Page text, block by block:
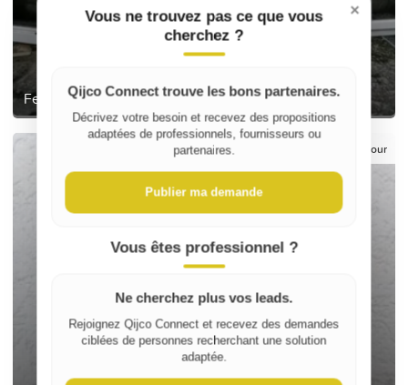
Fenêtres PVC
/ jour
×
Vous ne trouvez pas ce que vous
cherchez ?
Qijco Connect trouve les bons partenaires.
Décrivez votre besoin et recevez des propositions
adaptées de professionnels, fournisseurs ou
partenaires.
Publier ma demande
Vous êtes professionnel ?
Ne cherchez plus vos leads.
Rejoignez Qijco Connect et recevez des demandes
ciblées de personnes recherchant une solution
adaptée.